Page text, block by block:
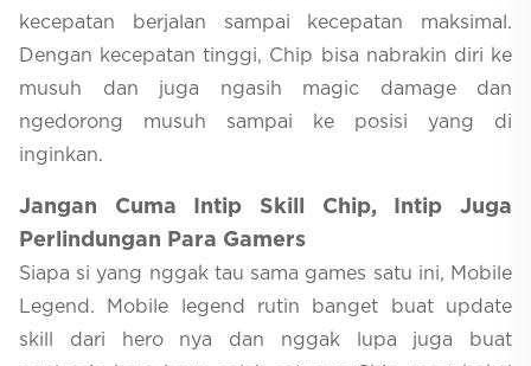
kecepatan berjalan sampai kecepatan maksimal.
Dengan kecepatan tinggi, Chip bisa nabrakin diri ke
musuh dan juga ngasih magic damage dan
ngedorong musuh sampai ke posisi yang di
inginkan.
Jangan Cuma Intip Skill Chip, Intip Juga
Perlindungan Para Gamers
Siapa si yang nggak tau sama games satu ini, Mobile
Legend. Mobile legend rutin banget buat update
skill dari hero nya dan nggak lupa juga buat